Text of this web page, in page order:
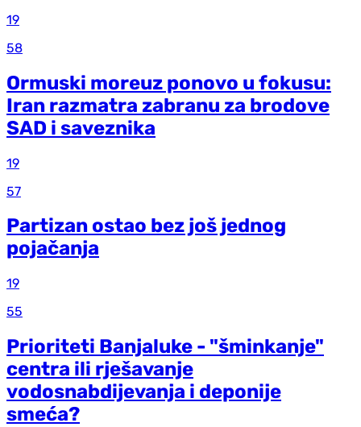
19
58
Ormuski moreuz ponovo u fokusu:
Iran razmatra zabranu za brodove
SAD i saveznika
19
57
Partizan ostao bez još jednog
pojačanja
19
55
Prioriteti Banjaluke - "šminkanje"
centra ili rješavanje
vodosnabdijevanja i deponije
smeća?